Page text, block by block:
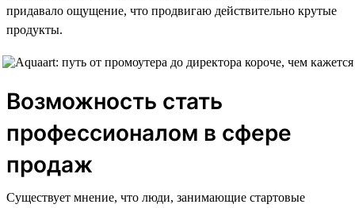
придавало ощущение, что продвигаю действительно крутые
продукты.
Возможность стать
профессионалом в сфере
продаж
Существует мнение, что люди, занимающие стартовые